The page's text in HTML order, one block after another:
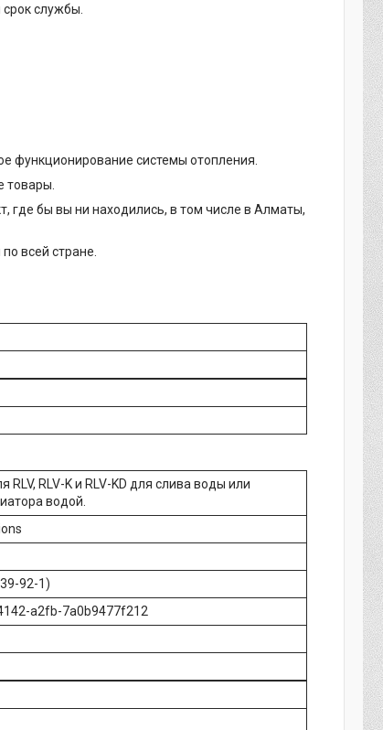
службы.
функционирование системы отопления.
товары.
где бы вы ни находились, в том числе в Алматы,
всей стране.
RLV, RLV-K и RLV-KD для слива воды или
водой.
92-1)
a2fb-7a0b9477f212